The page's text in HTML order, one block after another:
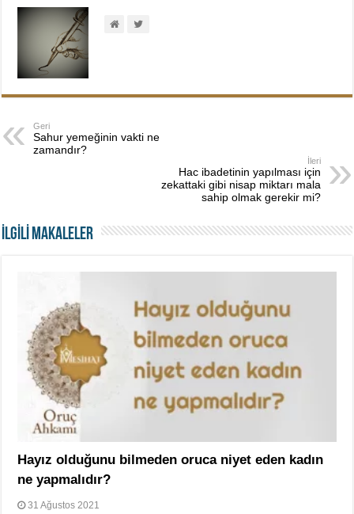
Geri
Sahur yemeğinin vakti ne
zamandır?
İleri
Hac ibadetinin yapılması için
zekattaki gibi nisap miktarı mala
sahip olmak gerekir mi?
İLGİLİ MAKALELER
Hayız olduğunu bilmeden oruca niyet eden kadın
ne yapmalıdır?
31 Ağustos 2021